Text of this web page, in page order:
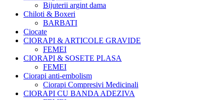
Bijuterii argint dama
Chiloti & Boxeri
BARBATI
Ciocate
CIORAPI & ARTICOLE GRAVIDE
FEMEI
CIORAPI & SOSETE PLASA
FEMEI
Ciorapi anti-embolism
Ciorapi Compresivi Medicinali
CIORAPI CU BANDA ADEZIVA